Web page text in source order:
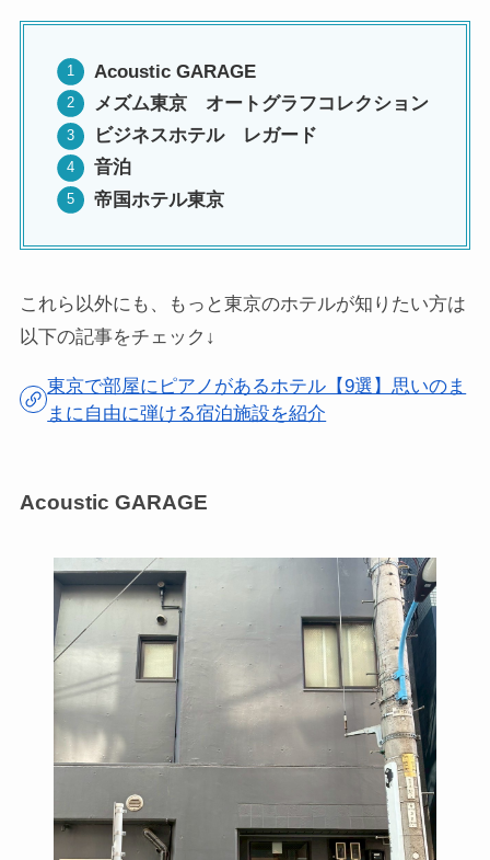
Acoustic GARAGE
メズム東京 オートグラフコレクション
ビジネスホテル レガード
音泊
帝国ホテル東京
これら以外にも、もっと東京のホテルが知りたい方は
以下の記事をチェック↓
東京で部屋にピアノがあるホテル【9選】思いのま
まに自由に弾ける宿泊施設を紹介
Acoustic GARAGE